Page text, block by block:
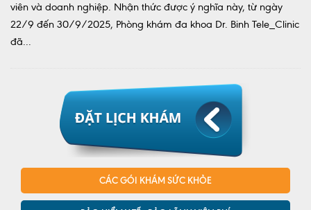
viên và doanh nghiệp. Nhận thức được ý nghĩa này, từ ngày
22/9 đến 30/9/2025, Phòng khám đa khoa Dr. Binh Tele_Clinic
đã...
CÁC GÓI KHÁM SỨC KHỎE